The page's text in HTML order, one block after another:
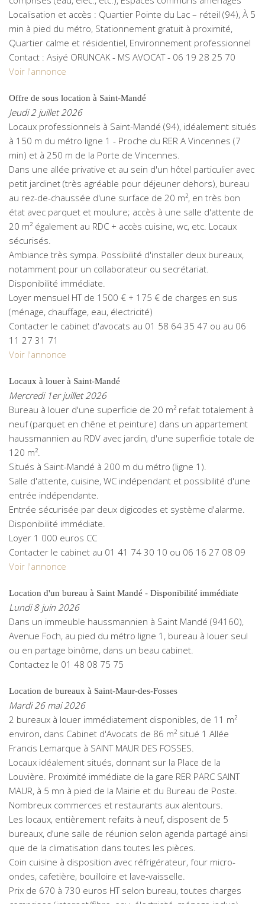
Localisation et accès : Quartier Pointe du Lac – réteil (94), À 5
min à pied du métro, Stationnement gratuit à proximité,
Quartier calme et résidentiel, Environnement professionnel
Contact : Asiyé ORUNCAK - MS AVOCAT - 06 19 28 25 70
Voir l'annonce
Offre de sous location à Saint-Mandé
Jeudi 2 juillet 2026
Locaux professionnels à Saint-Mandé (94), idéalement situés
à 150 m du métro ligne 1 - Proche du RER A Vincennes (7
min) et à 250 m de la Porte de Vincennes.
Dans une allée privative et au sein d'un hôtel particulier avec
petit jardinet (très agréable pour déjeuner dehors), bureau
au rez-de-chaussée d'une surface de 20 m², en très bon
état avec parquet et moulure; accès à une salle d'attente de
20 m² également au RDC + accès cuisine, wc, etc. Locaux
sécurisés.
Ambiance très sympa. Possibilité d'installer deux bureaux,
notamment pour un collaborateur ou secrétariat.
Disponibilité immédiate.
Loyer mensuel HT de 1500 € + 175 € de charges en sus
(ménage, chauffage, eau, électricité)
Contacter le cabinet d'avocats au 01 58 64 35 47 ou au 06
11 27 31 71
Voir l'annonce
Locaux à louer à Saint-Mandé
Mercredi 1er juillet 2026
Bureau à louer d'une superficie de 20 m² refait totalement à
neuf (parquet en chêne et peinture) dans un appartement
haussmannien au RDV avec jardin, d'une superficie totale de
120 m².
Situés à Saint-Mandé à 200 m du métro (ligne 1).
Salle d'attente, cuisine, WC indépendant et possibilité d'une
entrée indépendante.
Entrée sécurisée par deux digicodes et système d'alarme.
Disponibilité immédiate.
Loyer 1 000 euros CC
Contacter le cabinet au 01 41 74 30 10 ou 06 16 27 08 09
Voir l'annonce
Location d'un bureau à Saint Mandé - Disponibilité immédiate
Lundi 8 juin 2026
Dans un immeuble haussmannien à Saint Mandé (94160),
Avenue Foch, au pied du métro ligne 1, bureau à louer seul
ou en partage binôme, dans un beau cabinet.
Contactez le 01 48 08 75 75
Location de bureaux à Saint-Maur-des-Fosses
Mardi 26 mai 2026
2 bureaux à louer immédiatement disponibles, de 11 m²
environ, dans Cabinet d'Avocats de 86 m² situé 1 Allée
Francis Lemarque à SAINT MAUR DES FOSSES.
Locaux idéalement situés, donnant sur la Place de la
Louvière. Proximité immédiate de la gare RER PARC SAINT
MAUR, à 5 mn à pied de la Mairie et du Bureau de Poste.
Nombreux commerces et restaurants aux alentours.
Les locaux, entièrement refaits à neuf, disposent de 5
bureaux, d’une salle de réunion selon agenda partagé ainsi
que de la climatisation dans toutes les pièces.
Coin cuisine à disposition avec réfrigérateur, four micro-
ondes, cafetière, bouilloire et lave-vaisselle.
Prix de 670 à 730 euros HT selon bureau, toutes charges